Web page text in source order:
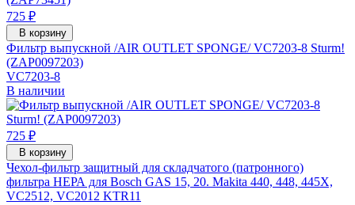
725 ₽
В корзину
Фильтр выпускной /AIR OUTLET SPONGE/ VC7203-8 Sturm!
(ZAP0097203)
VC7203-8
В наличии
725 ₽
В корзину
Чехол-фильтр защитный для складчатого (патронного)
фильтра НЕРА для Bosch GAS 15, 20. Makita 440, 448, 445X,
VC2512, VC2012 KTR11